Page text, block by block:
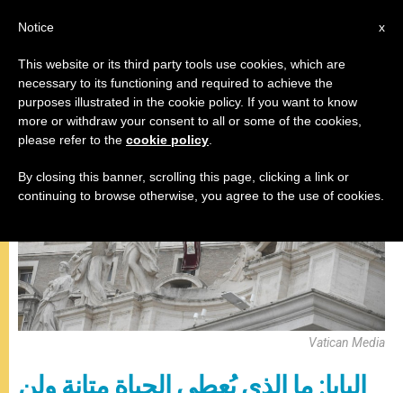
البابا فرنسيس ,صلاة التبشير الملائكي
Vatican Media
البابا: ما الذي يُعطي الحياة متانة ولن
x
Notice
This website or its third party tools use cookies, which are
necessary to its functioning and required to achieve the
purposes illustrated in the cookie policy. If you want to know
more or withdraw your consent to all or some of the cookies,
please refer to the cookie policy
By closing this banner, scrolling this page, clicking a link or
continuing to browse otherwise, you agree to the use of cookies.